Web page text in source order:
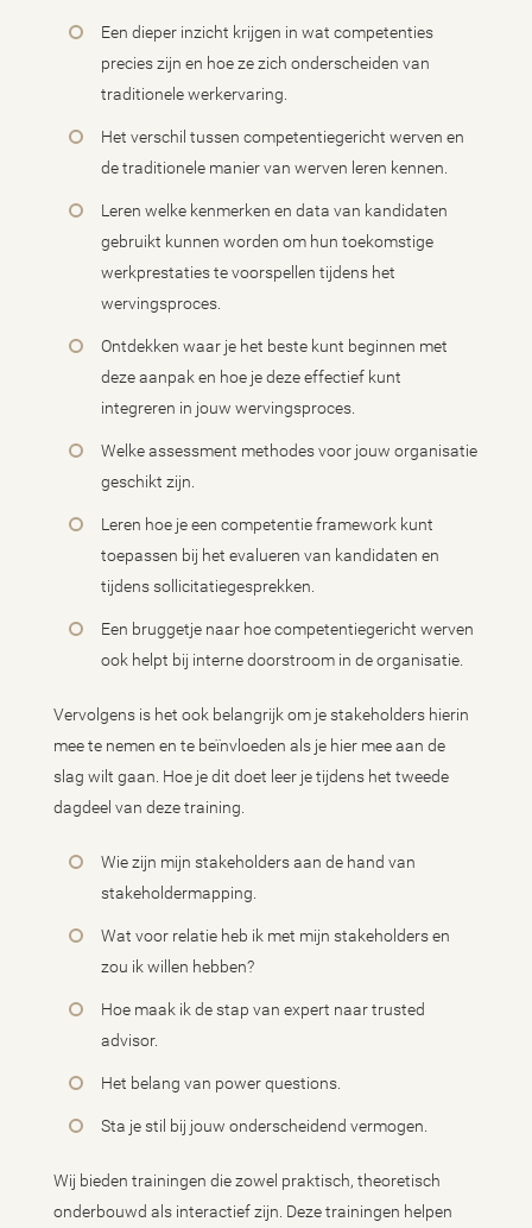
Een dieper inzicht krijgen in wat competenties
precies zijn en hoe ze zich onderscheiden van
traditionele werkervaring.
Het verschil tussen competentiegericht werven en
de traditionele manier van werven leren kennen.
Leren welke kenmerken en data van kandidaten
gebruikt kunnen worden om hun toekomstige
werkprestaties te voorspellen tijdens het
wervingsproces.
Ontdekken waar je het beste kunt beginnen met
deze aanpak en hoe je deze effectief kunt
integreren in jouw wervingsproces.
Welke assessment methodes voor jouw organisatie
geschikt zijn.
Leren hoe je een competentie framework kunt
toepassen bij het evalueren van kandidaten en
tijdens sollicitatiegesprekken.
Een bruggetje naar hoe competentiegericht werven
ook helpt bij interne doorstroom in de organisatie.
Vervolgens is het ook belangrijk om je stakeholders hierin
mee te nemen en te beïnvloeden als je hier mee aan de
slag wilt gaan. Hoe je dit doet leer je tijdens het tweede
dagdeel van deze training.
Wie zijn mijn stakeholders aan de hand van
stakeholdermapping.
Wat voor relatie heb ik met mijn stakeholders en
zou ik willen hebben?
Hoe maak ik de stap van expert naar trusted
advisor.
Het belang van power questions.
Sta je stil bij jouw onderscheidend vermogen.
Wij bieden trainingen die zowel praktisch, theoretisch
onderbouwd als interactief zijn. Deze trainingen helpen